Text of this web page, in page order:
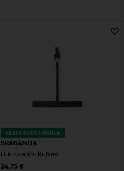
EELIS KUPONGIGA
BRABANTIA
Dušikaabits ReNew
Original Price
24,75 €